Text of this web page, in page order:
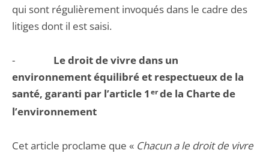
qui sont régulièrement invoqués dans le cadre des
litiges dont il est saisi.
- Le droit de vivre dans un
environnement équilibré et respectueux de la
santé, garanti par l’article 1 erde la Charte de
l’environnement
Cet article proclame que « Chacun a le droit de vivre